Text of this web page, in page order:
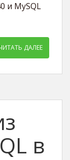
и MySQL
ДАЛЕЕ
в